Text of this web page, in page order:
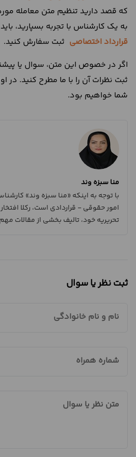
که قصد دارید تنظیم متن معامله
به یک کارشناس با تجربه بسپارید،
قرارداد اختصاصی ثبت سفارش کنید.
اگر در خصوص این متن، سوال یا
ثبت نظرات آن را با ما مطرح کنید.
شما خواهیم بود.
منا سبزه وند
با توجه به اینکه «منا سبزه وند»
امور حقوقی - قراردادی است، رکلا
تحریریه خود، تالیف بخشی از مقالات
ثبت نظر یا سوال
نام و نام خانوادگی
شماره همراه
متن نظر یا سوال